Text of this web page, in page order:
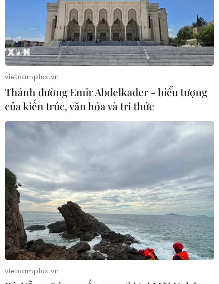
vietnamplus.vn
Thánh đường Emir Abdelkader - biểu tượng
của kiến trúc, văn hóa và tri thức
vietnamplus.vn